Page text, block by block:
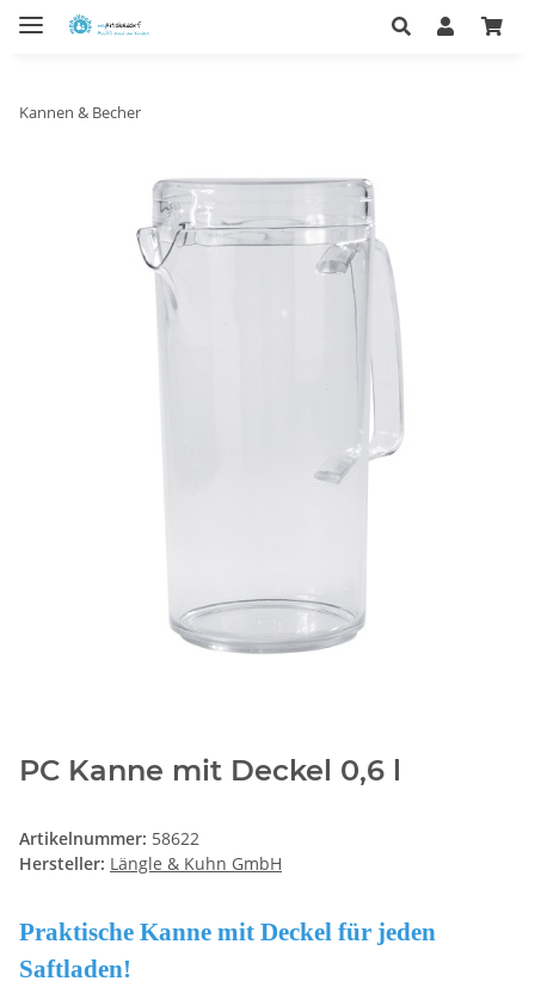
Kannen & Becher
PC Kanne mit Deckel 0,6 l
Artikelnummer: 58622
Hersteller: Längle & Kuhn GmbH
Praktische Kanne mit Deckel für jeden
Saftladen!